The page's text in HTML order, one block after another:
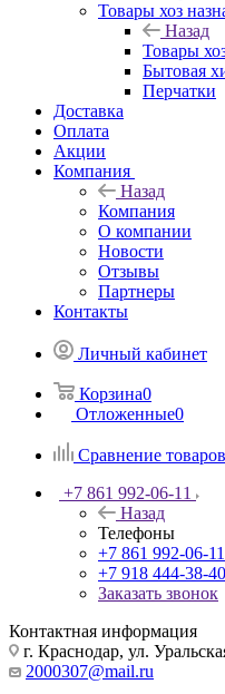
Товары хоз
Назад
Товары
Бытовая
Перчатки
Доставка
Оплата
Акции
Компания
Назад
Компания
О компании
Новости
Отзывы
Партнеры
Контакты
Личный кабинет
Корзина0
Отложенные0
Сравнение товаров
+7 861 992-06-11
Назад
Телефоны
+7 861 992-06-11
+7 918 444-38-40
Заказать звонок
Контактная информация
г. Краснодар, ул.
2000307@mail.ru